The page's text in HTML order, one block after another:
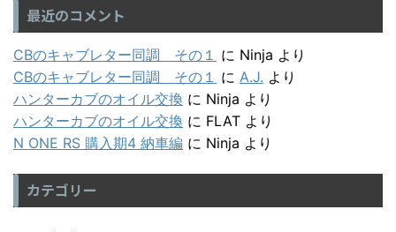
最近のコメント
CBのキャブレター同調 その１ に Ninja より
CBのキャブレター同調 その１ に A.J. より
ハンターカブのオイル交換 に Ninja より
ハンターカブのオイル交換 に FLAT より
N ONE RS 購入期4 納車編 に Ninja より
カテゴリー